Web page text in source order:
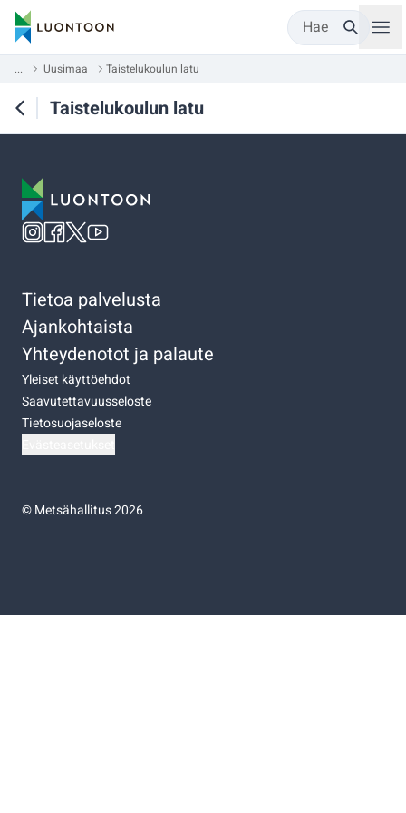
Hae
... Uusimaa Taistelukoulun latu
Taistelukoulun latu
Tietoa palvelusta
Ajankohtaista
Yhteydenotot ja palaute
Yleiset käyttöehdot
Saavutettavuusseloste
Tietosuojaseloste
©Metsähallitus 2026